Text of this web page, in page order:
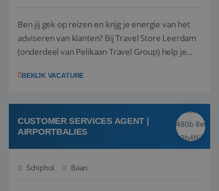
Ben jij gek op reizen en krijg je energie van het
adviseren van klanten? Bij Travel Store Leerdam
(onderdeel van Pelikaan Travel Group) help je
vinden. Samen maken we van elke reis een
hebt in de reisbranche of j...
BEKIJK VACATURE
CUSTOMER SERVICES AGENT |
AIRPORTBALIES
Schiphol Baan